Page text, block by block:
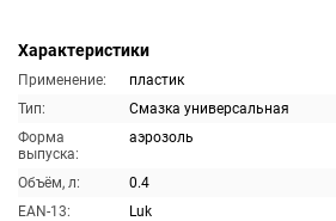
Характеристики
Применение:
пластик
Тип:
Смазка универсальная
Форма
выпуска:
аэрозоль
Объём, л:
0.4
EAN-13:
Luk